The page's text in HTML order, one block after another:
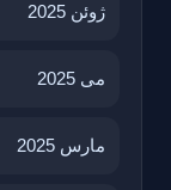
ژوئن 2025
می 2025
مارس 2025